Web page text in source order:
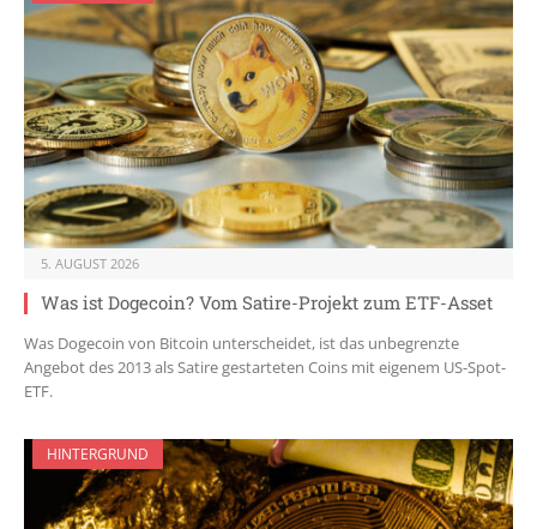
5. AUGUST 2026
Was ist Dogecoin? Vom Satire-Projekt zum ETF-Asset
Was Dogecoin von Bitcoin unterscheidet, ist das unbegrenzte
Angebot des 2013 als Satire gestarteten Coins mit eigenem US-Spot-
ETF.
HINTERGRUND